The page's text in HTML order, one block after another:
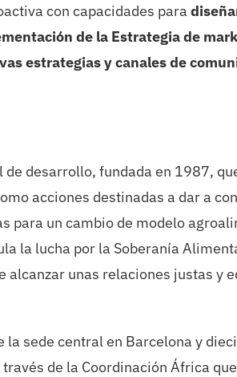
con capacidades para
de la Estrategia de
estrategias y canales de
desarrollo, fundada en 1987,
acciones destinadas a dar a
para un cambio de modelo
la lucha por la Soberanía
unas relaciones justas y
sede central en Barcelona y
de la Coordinación África